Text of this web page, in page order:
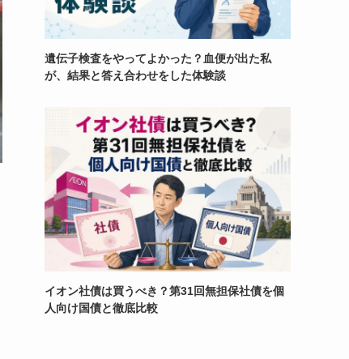
遺伝子検査をやってよかった？血便が出た私
が、結果と答え合わせをした体験談
イオン社債は買うべき？第31回無担保社債を個
人向け国債と徹底比較